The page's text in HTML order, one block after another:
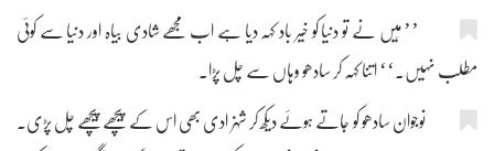
’’ مَیں نے تو دنیا کو خیر باد کہہ دیا ہے اب مجھے شادی بیاہ اور دنیا سے کوئی
مطلب نہیں۔‘‘ اتنا کہہ کر سادھو وہاں سے چل پڑا۔
نوجوان سادھو کو جاتے ہوئے دیکھ کر شہزادی بھی اس کے پیچھے پیچھے چل پڑی۔